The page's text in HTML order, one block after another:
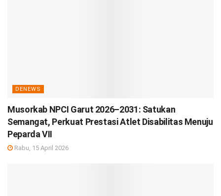
DENEWS
Musorkab NPCI Garut 2026–2031: Satukan
Semangat, Perkuat Prestasi Atlet Disabilitas Menuju
Peparda VII
Rabu, 15 April 2026